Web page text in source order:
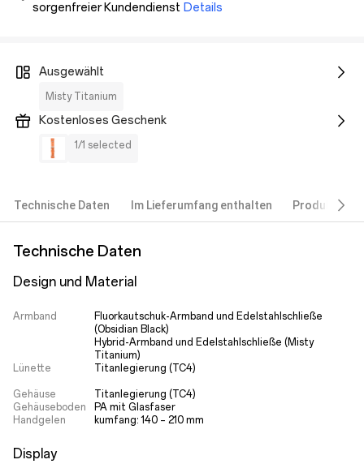
sorgenfreier Kundendienst Details
Ausgewählt
Misty Titanium
Kostenloses Geschenk
1/1 selected
Technische Daten Im Lieferumfang enthalten
Technische Daten
Design und Material
Armband
Fluorkautschuk-Armband und Edelstahlschließe
(Obsidian Black)
Hybrid-Armband und Edelstahlschließe (Misty
Titanium)
Lünette
Titanlegierung (TC4)
Gehäuse
Gehäuseboden
Handgelen
kumfang: 140 – 210 mm
Display